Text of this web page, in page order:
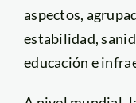
aspectos,
estabilidad,
educación e